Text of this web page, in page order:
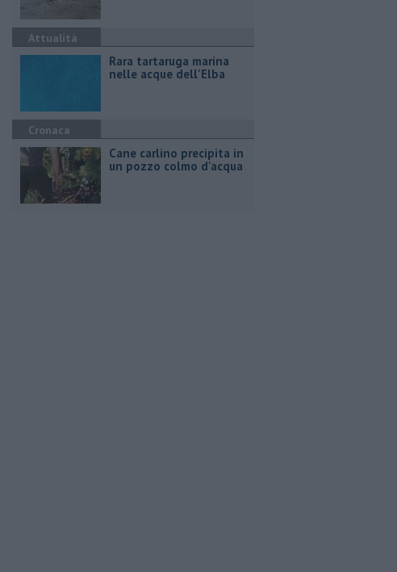
Attualità
Rara tartaruga marina
nelle acque dell'Elba
Cronaca
Cane carlino precipita in
un pozzo colmo d'acqua